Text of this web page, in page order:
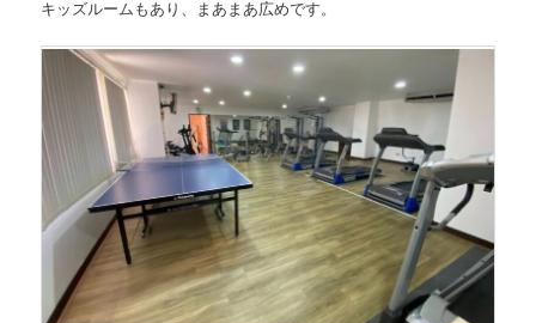
キッズルームもあり、まあまあ広めです。